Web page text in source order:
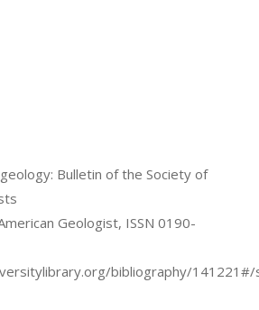
Bulletin of the Society of
Geologist, ISSN 0190-
bibliography/141221#/